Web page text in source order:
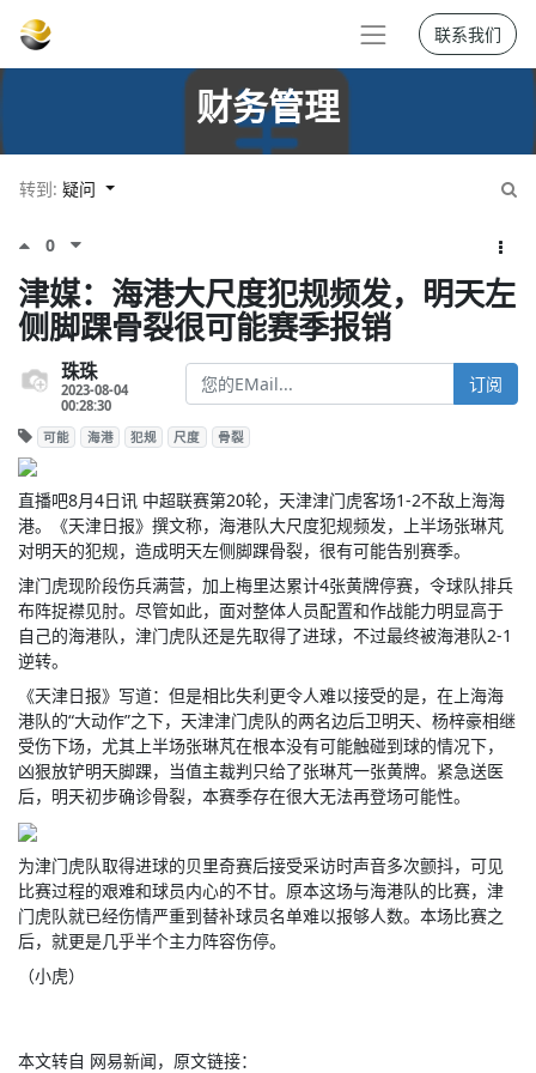
联系我们
财务管理
转到: 疑问
0
津媒：海港大尺度犯规频发，明天左
侧脚踝骨裂很可能赛季报销
珠珠
2023-08-04
00:28:30
订阅
可能 海港 犯规 尺度 骨裂
直播吧8月4日讯 中超联赛第20轮，天津津门虎客场1-2不敌上海海
港。《天津日报》撰文称，海港队大尺度犯规频发，上半场张琳芃
对明天的犯规，造成明天左侧脚踝骨裂，很有可能告别赛季。
津门虎现阶段伤兵满营，加上梅里达累计4张黄牌停赛，令球队排兵
布阵捉襟见肘。尽管如此，面对整体人员配置和作战能力明显高于
自己的海港队，津门虎队还是先取得了进球，不过最终被海港队2-1
逆转。
《天津日报》写道：但是相比失利更令人难以接受的是，在上海海
港队的“大动作”之下，天津津门虎队的两名边后卫明天、杨梓豪相继
受伤下场，尤其上半场张琳芃在根本没有可能触碰到球的情况下，
凶狠放铲明天脚踝，当值主裁判只给了张琳芃一张黄牌。紧急送医
后，明天初步确诊骨裂，本赛季存在很大无法再登场可能性。
为津门虎队取得进球的贝里奇赛后接受采访时声音多次颤抖，可见
比赛过程的艰难和球员内心的不甘。原本这场与海港队的比赛，津
门虎队就已经伤情严重到替补球员名单难以报够人数。本场比赛之
后，就更是几乎半个主力阵容伤停。
（小虎）
本文转自 网易新闻，原文链接：